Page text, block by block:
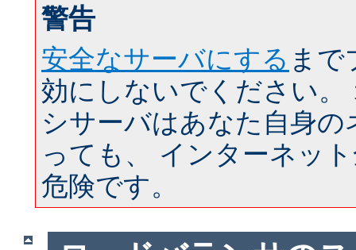
警告
安全なサーバにする まで
効にしないでください。
シサーバはあなた自身
っても、 インターネッ
危険です。